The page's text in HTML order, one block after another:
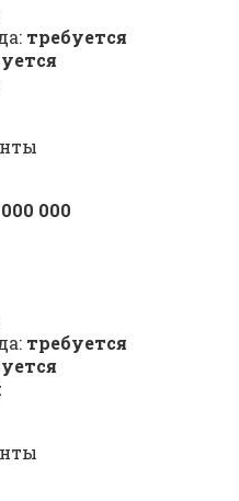
требуется
000
требуется